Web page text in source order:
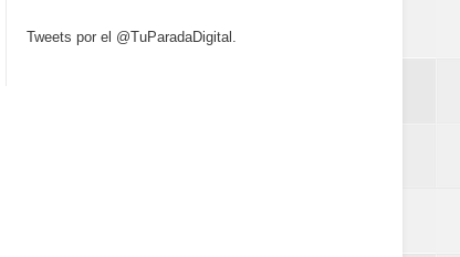
Tweets por el @TuParadaDigital.